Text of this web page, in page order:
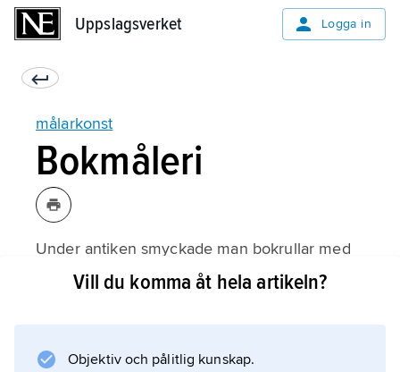
Uppslagsverket Logga in
målarkonst
Bokmåleri
Under antiken smyckade man bokrullar med
bilder. Under medeltiden skapade munkar
Vill du komma åt hela artikeln?
Objektiv och pålitlig kunskap.